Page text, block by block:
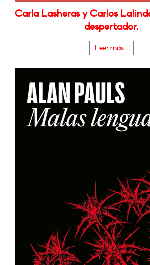
Carla Lasheras y Carlos
despertador.
Leer más...